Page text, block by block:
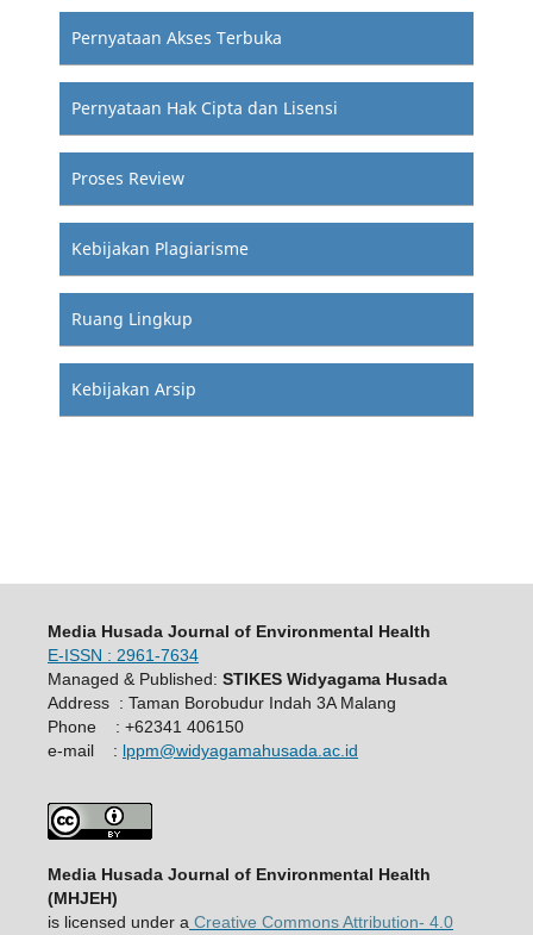
Pernyataan Akses Terbuka
Pernyataan Hak Cipta dan Lisensi
Proses Review
Kebijakan Plagiarisme
Ruang Lingkup
Kebijakan Arsip
Media Husada Journal of Environmental Health
E-ISSN : 2961-7634
Managed & Published: STIKES Widyagama Husada
Address : Taman Borobudur Indah 3A Malang
Phone : +62341 406150
e-mail : lppm@widyagamahusada.ac.id
Media Husada Journal of Environmental Health
(MHJEH)
is licensed under a Creative Commons Attribution- 4.0